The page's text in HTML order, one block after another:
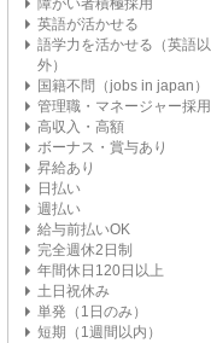
障がい者積極採用
英語が活かせる
語学力を活かせる（英語以
外）
国籍不問（jobs in japan）
管理職・マネージャー採用
高収入・高額
ボーナス・賞与あり
昇給あり
日払い
週払い
給与前払いOK
完全週休2日制
年間休日120日以上
土日祝休み
単発（1日のみ）
短期（1週間以内）